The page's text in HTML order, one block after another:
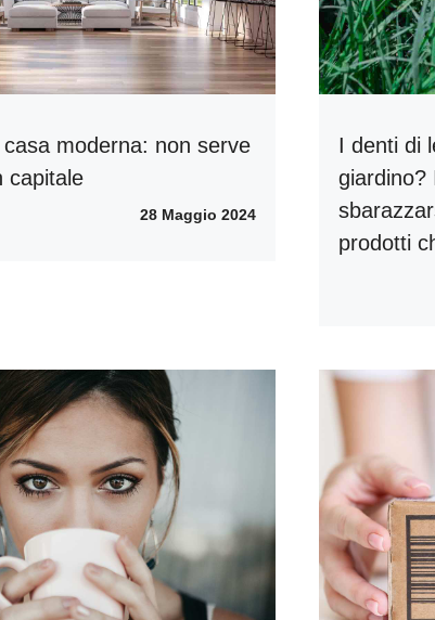
moderna: non serve
capitale
28 Maggio 2024
I denti di
giardino?
prodotti